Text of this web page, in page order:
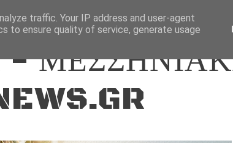
-
traffic. Your IP address and user-agent
to ensure quality of service, generate usage